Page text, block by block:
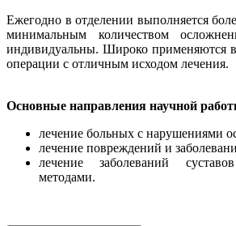
Ежегодно в отделении выполняется
минимальным количеством
индивидуальны. Широко применяются
операции с отличным исходом лечения.
Основные направления научной
лечение больных с нарушениями
лечение повреждений и
лечение заболеваний
методами.